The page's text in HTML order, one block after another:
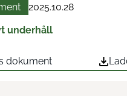
2025.10.28
underhåll
dokument